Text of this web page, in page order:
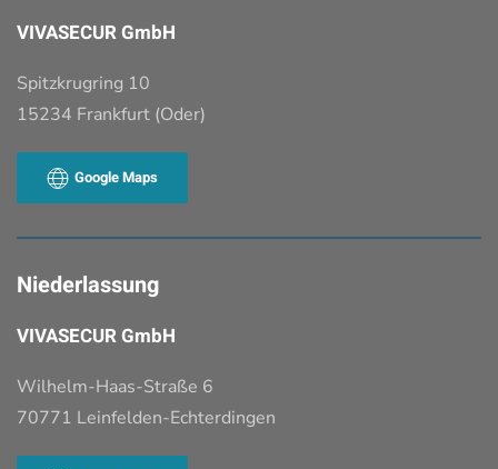
VIVASECUR GmbH
Spitzkrugring 10
15234 Frankfurt (Oder)
Google Maps
Niederlassung
VIVASECUR GmbH
Wilhelm-Haas-Straße 6
70771 Leinfelden-Echterdingen